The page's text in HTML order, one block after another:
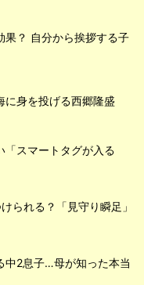
果？ 自分から挨拶する子
に身を投げる西郷隆盛
「スマートタグが入る
られる？「見守り瞬足」
中2息子…母が知った本当